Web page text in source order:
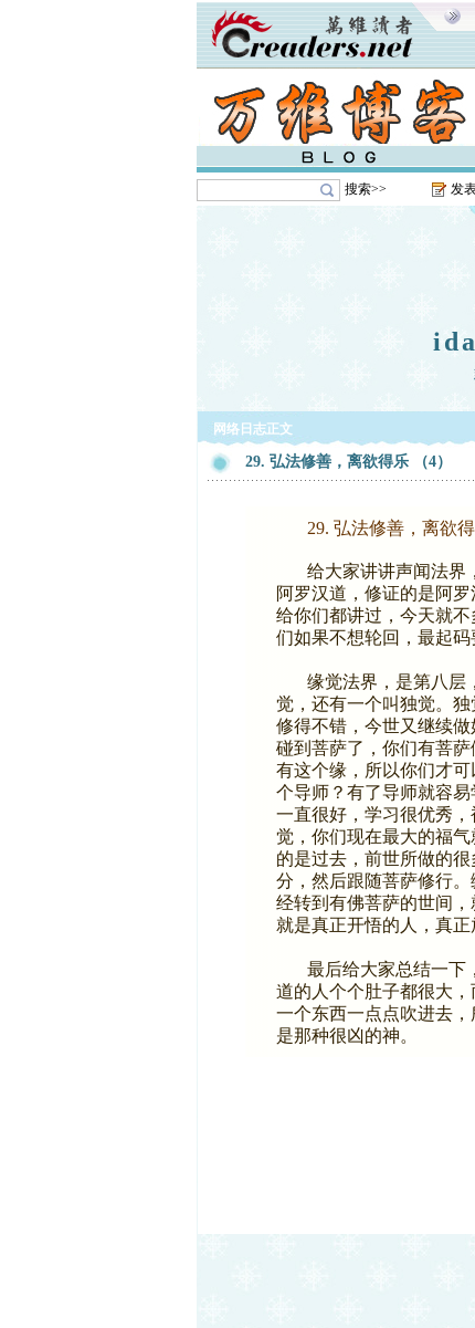
搜索>> 发
网络日志正文
29. 弘法修善，离欲得乐 （4）
29. 弘法修善，离欲
给大家讲讲声闻法界
阿罗汉道，修证的是阿
给你们都讲过，今天就
们如果不想轮回，最起码
缘觉法界，是第八层
觉，还有一个叫独觉。
修得不错，今世又继续
碰到菩萨了，你们有菩
有这个缘，所以你们才
个导师？有了导师就容
一直很好，学习很优秀
觉，你们现在最大的福
的是过去，前世所做的
分，然后跟随菩萨修行
经转到有佛菩萨的世间
就是真正开悟的人，真
最后给大家总结一下
道的人个个肚子都很大
一个东西一点点吹进去
是那种很凶的神。